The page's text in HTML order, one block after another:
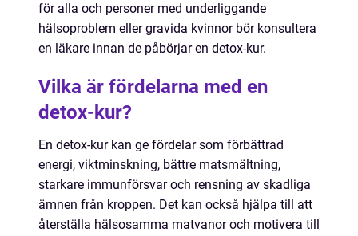
för alla och personer med underliggande
hälsoproblem eller gravida kvinnor bör konsultera
en läkare innan de påbörjar en detox-kur.
Vilka är fördelarna med en
detox-kur?
En detox-kur kan ge fördelar som förbättrad
energi, viktminskning, bättre matsmältning,
starkare immunförsvar och rensning av skadliga
ämnen från kroppen. Det kan också hjälpa till att
återställa hälsosamma matvanor och motivera till